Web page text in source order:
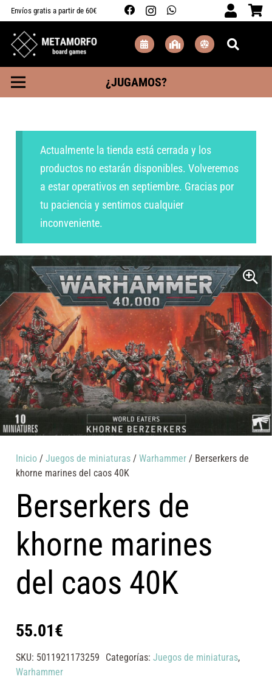
Envíos gratis a partir de 60€
¿JUGAMOS?
Actualmente la tienda está cerrada y los
productos no estarán disponibles. Volveremos
a estar operativos en septiembre. Gracias por
tu paciencia y sentimos cualquier
inconveniente.
Inicio /Juegos de miniaturas /Warhammer / Berserkers de
khorne marines del caos 40K
Berserkers de
khorne marines
del caos 40K
55.01€
SKU: 5011921173259 Categorías: Juegos de miniaturas,
Warhammer